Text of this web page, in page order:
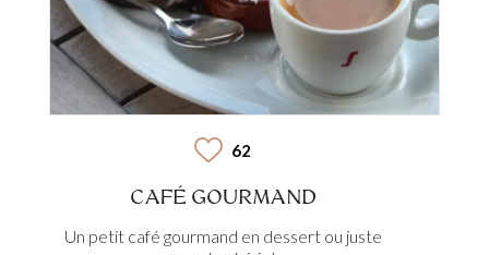
62
CAFÉ GOURMAND
Un petit café gourmand en dessert ou juste